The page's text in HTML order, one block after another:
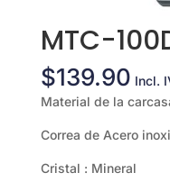
MTC-
$139.90 Incl.
Material de la
Correa de Acero
Cristal : Mineral